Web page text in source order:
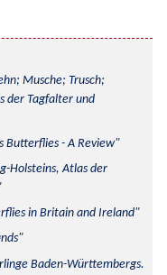
Musche; Trusch;
der Tagfalter und
Butterflies - A Review
Holsteins, Atlas der
in Britain and Ireland
Baden-Württembergs.